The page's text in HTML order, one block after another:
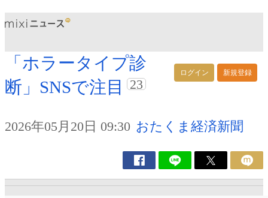
ログイン 新規登録
「ホラータイプ診
断」SNSで注目
23
2026年05月20日 09:30 おたくま経済新聞